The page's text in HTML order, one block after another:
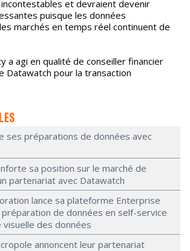
et devraient devenir
puisque les données
marchés en temps réel continuent de
a agi en qualité de conseiller financier
Datawatch pour la transaction
ses préparations de données avec
sa position sur le marché de
partenariat avec Datawatch
lance sa plateforme Enterprise
préparation de données en self-service
des données
annoncent leur partenariat